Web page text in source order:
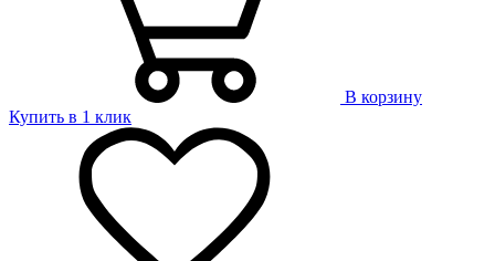
В корзину
Купить в 1 клик